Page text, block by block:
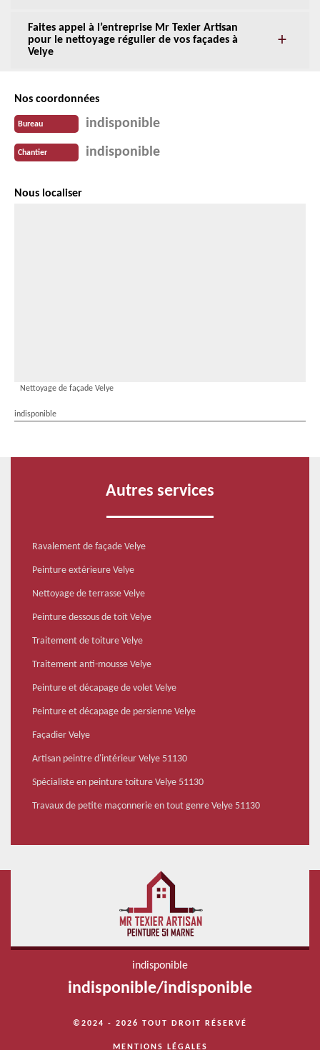
Faites appel à l’entreprise Mr Texier Artisan
pour le nettoyage régulier de vos façades à
Velye
Nos coordonnées
Bureau indisponible
Chantier indisponible
Nous localiser
Nettoyage de façade Velye
indisponible
Autres services
Ravalement de façade Velye
Peinture extérieure Velye
Nettoyage de terrasse Velye
Peinture dessous de toit Velye
Traitement de toiture Velye
Traitement anti-mousse Velye
Peinture et décapage de volet Velye
Peinture et décapage de persienne Velye
Façadier Velye
Artisan peintre d'intérieur Velye 51130
Spécialiste en peinture toiture Velye 51130
Travaux de petite maçonnerie en tout genre Velye 51130
indisponible
indisponible/indisponible
©2024 - 2026 TOUT DROIT RÉSERVÉ
MENTIONS LÉGALES